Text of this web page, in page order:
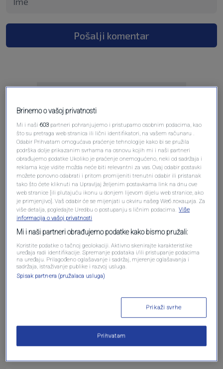
Pošalji komentar
Oglas
Oglas
NAJČITANIJE
Brinemo o vašoj privatnosti
Mi i naši603 partneri pohranjujemo i pristupamo osobnim podacima, kao
što su pretraga web stranica ili lični identifikatori, na vašem računaru .
Odabir Prihvatam omogućava praćenje tehnologije kako bi se pružila
podrška dolje prikazanim svrhama na osnovu kojih mi i naši partneri
obrađujemo podatke Ukoliko je praćenje onemogućeno, neki od sadržaja i
reklama koje vidite možda neće biti relevantni za vas. Ovaj odabir postavki
možete ponovno odabrati i pritom promijeniti trenutni odabir ili pristanak
tako što ćete kliknuti na Upravljaj željenim postavkama link na dnu ove
web stranice [ili plutajuću ikonu u donjem lijevom dijelu web stranice, ako
je primjenjivo]. Vaš odabir će se mijenjati u okviru našeg Wеб локација. Za
više detalja, pogledajte Uredbu o postupanju s ličnim podacima. Više
informacija o vašoj privatnosti
Mi i naši partneri obrađujemo podatke kako bismo pružali:
Koristite podatke o tačnoj geolokaciji. Aktivno skenirajte karakteristike
uređaja radi identifikacije. Spremanje podataka i/ili pristupanje podacima
na uređaju. Prilagođeno oglašavanje i sadržaj, mjerenje oglašavanja i
sadržaja, istraživanje publike i razvoj usluga.
Spisak partnera (pružalaca usluga)
Prikaži svrhe
Prihvatam